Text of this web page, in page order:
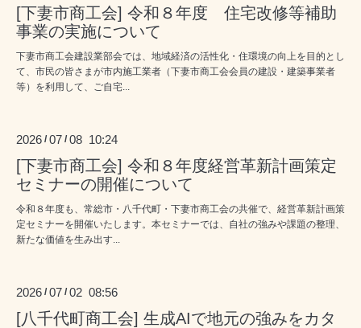
[下妻市商工会] 令和８年度 住宅改修等補助
事業の実施について
下妻市商工会建設業部会では、地域経済の活性化・住環境の向上を目的とし
て、市民の皆さまが市内施工業者（下妻市商工会会員の建設・建築事業者
等）を利用して、ご自宅...
2026 /07 /08 10:24
[下妻市商工会] 令和８年度経営革新計画策定
セミナーの開催について
令和８年度も、常総市・八千代町・下妻市商工会の共催で、経営革新計画策
定セミナーを開催いたします。本セミナーでは、自社の強みや課題の整理、
新たな価値を生み出す...
2026 /07 /02 08:56
[八千代町商工会] 生成AIで地元の強みをカタ